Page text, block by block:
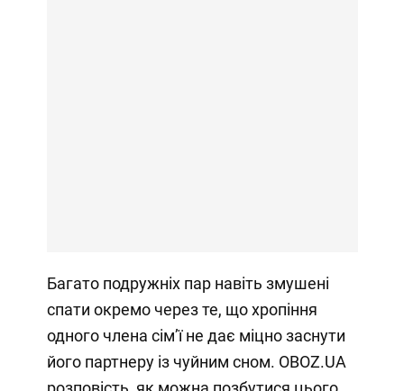
Багато подружніх пар навіть змушені
спати окремо через те, що хропіння
одного члена сімʼї не дає міцно заснути
його партнеру із чуйним сном. OBOZ.UA